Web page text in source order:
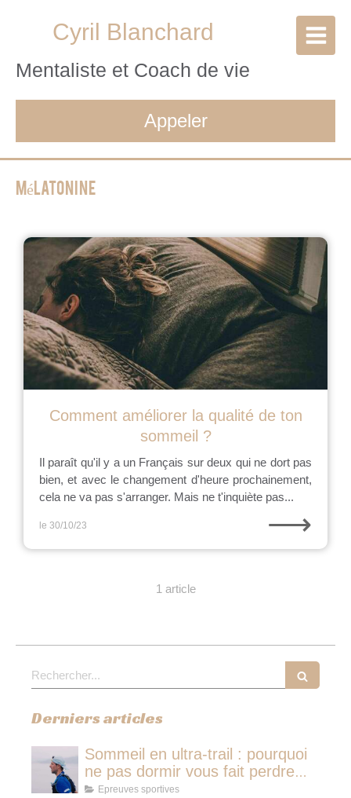
Cyril Blanchard
Mentaliste et Coach de vie
Appeler
Mélatonine
Comment améliorer la qualité de ton
sommeil ?
Il paraît qu'il y a un Français sur deux qui ne dort pas
bien, et avec le changement d'heure prochainement,
cela ne va pas s'arranger. Mais ne t'inquiète pas...
le 30/10/23 ⟶
1 article
Rechercher
Derniers articles
Sommeil en ultra-trail : pourquoi
ne pas dormir vous fait perdre
plus de temps qu'une micro-
Epreuves sportives